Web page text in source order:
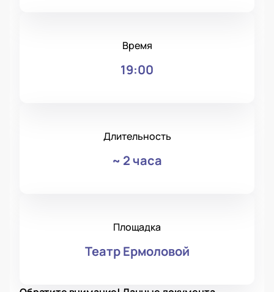
Время
19:00
Длительность
~ 2 часа
Площадка
Театр Ермоловой